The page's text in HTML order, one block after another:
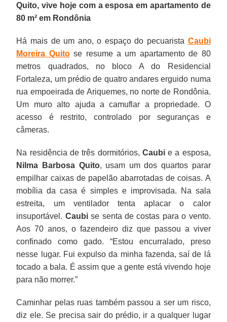
Quito, vive hoje com a esposa em apartamento de
80 m² em Rondônia
Há mais de um ano, o espaço do pecuarista Caubi
Moreira Quitose resume a um apartamento de 80
metros quadrados, no bloco A do Residencial
Fortaleza, um prédio de quatro andares erguido numa
rua empoeirada de Ariquemes, no norte de Rondônia.
Um muro alto ajuda a camuflar a propriedade. O
acesso é restrito, controlado por seguranças e
câmeras.
Na residência de três dormitórios, Caubie a esposa,
Nilma Barbosa Quito, usam um dos quartos parar
empilhar caixas de papelão abarrotadas de coisas. A
mobília da casa é simples e improvisada. Na sala
estreita, um ventilador tenta aplacar o calor
insuportável. Caubise senta de costas para o vento.
Aos 70 anos, o fazendeiro diz que passou a viver
confinado como gado. “Estou encurralado, preso
nesse lugar. Fui expulso da minha fazenda, saí de lá
tocado a bala. É assim que a gente está vivendo hoje
para não morrer.”
Caminhar pelas ruas também passou a ser um risco,
diz ele. Se precisa sair do prédio, ir a qualquer lugar